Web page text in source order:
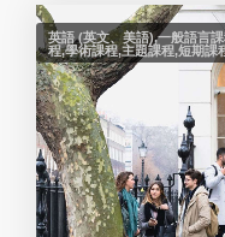
英語 (英文、美語),一般語言
程,學術課程,主題課程,短期課